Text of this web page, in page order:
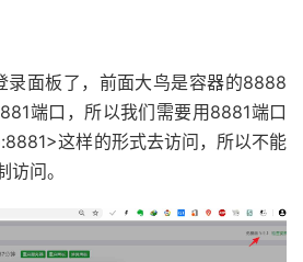
录面板了，前面大鸟是容器的8888
端口，所以我们需要用8881端口
这样的形式去访问，所以不能
问。